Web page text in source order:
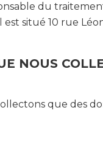
du
est situé 10 rue
NOUS
que des